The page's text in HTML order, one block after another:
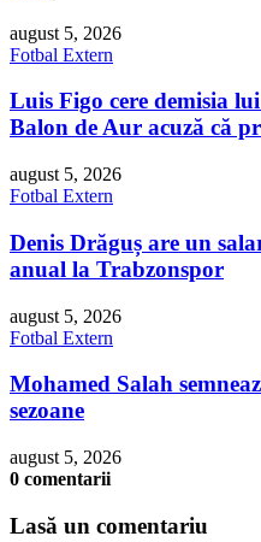
august 5, 2026
Fotbal Extern
Luis Figo cere demisia
Balon de Aur acuză că
august 5, 2026
Fotbal Extern
Denis Drăguș are un
anual la Trabzonspor
august 5, 2026
Fotbal Extern
Mohamed Salah
sezoane
august 5, 2026
0 comentarii
Lasă un comentariu